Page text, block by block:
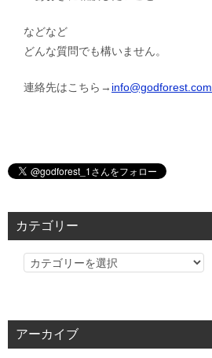
などなど
どんな質問でも構いません。
連絡先はこちら→ info@godforest.com
カテゴリー
カ
リ
アーカイブ